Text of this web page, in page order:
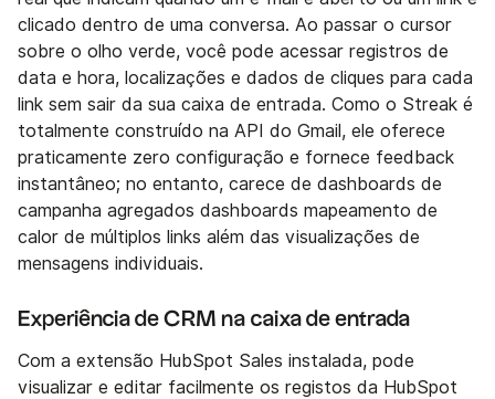
clicado dentro de uma conversa. Ao passar o cursor
sobre o olho verde, você pode acessar registros de
data e hora, localizações e dados de cliques para cada
link sem sair da sua caixa de entrada. Como o Streak é
totalmente construído na API do Gmail, ele oferece
praticamente zero configuração e fornece feedback
instantâneo; no entanto, carece de dashboards de
campanha agregados dashboards mapeamento de
calor de múltiplos links além das visualizações de
mensagens individuais.
Experiência de CRM na caixa de entrada
Com a extensão HubSpot Sales instalada, pode
visualizar e editar facilmente os registos da HubSpot